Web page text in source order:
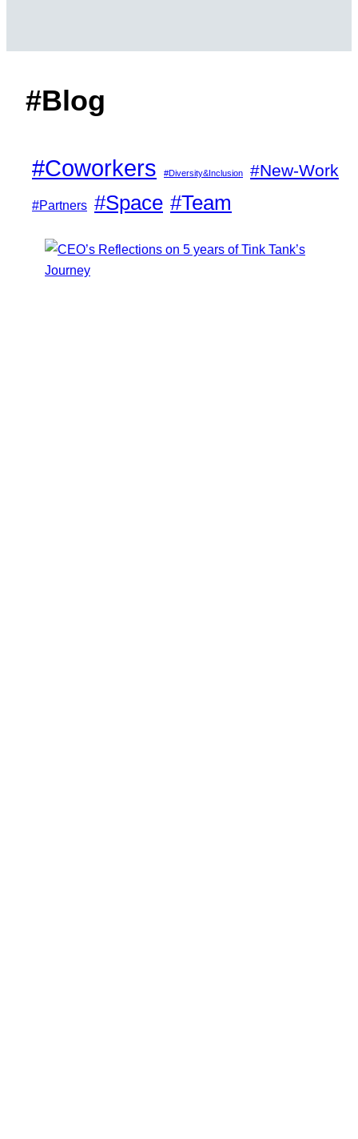
#Blog
#Coworkers #Diversity&Inclusion #New-Work
#Partners #Space #Team